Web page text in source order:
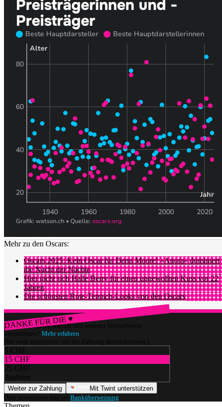
Mehr zu den Oscars:
Oscars 2025: Kein Oscar für Demi Moore! «Anora» dominiert
die Nacht der Nächte
Hier rächt sich Halle Berry für einen ungewollten Kuss vor 22
Jahren
Die schönsten Rote-Teppich-Looks von den Oscars
DANKE FÜR DIE ♥
Würdest du gerne watson und unseren Journalismus
unterstützen? Mehr erfahren
(Du wirst umgeleitet, um die Zahlung abzuschliessen.)
5 CHF
15 CHF
25 CHF
Anderer
Weiter zur Zahlung
Mit Twint unterstützen
Oder unterstütze uns per Banküberweisung